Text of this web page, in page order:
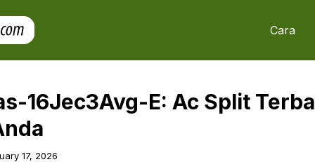
Cara
16Jec3Avg-E: Ac Split
17, 2026